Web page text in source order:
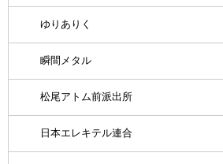
ゆりありく
瞬間メタル
松尾アトム前派出所
日本エレキテル連合